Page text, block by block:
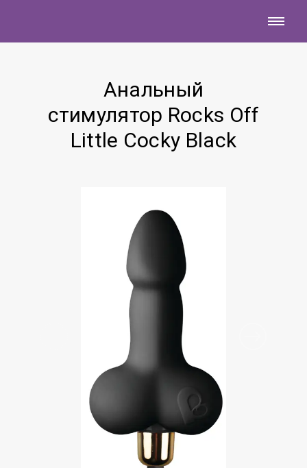
Анальный
стимулятор Rocks Off
Little Cocky Black